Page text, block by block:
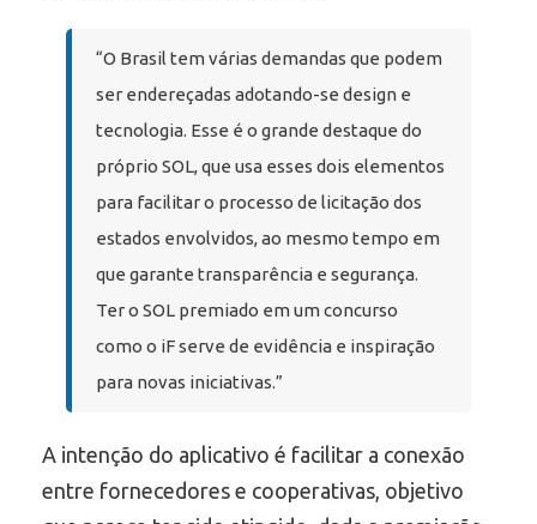
“O Brasil tem várias demandas que podem
ser endereçadas adotando-se design e
tecnologia. Esse é o grande destaque do
próprio SOL, que usa esses dois elementos
para facilitar o processo de licitação dos
estados envolvidos, ao mesmo tempo em
que garante transparência e segurança.
Ter o SOL premiado em um concurso
como o iF serve de evidência e inspiração
para novas iniciativas.”
A intenção do aplicativo é facilitar a conexão
entre fornecedores e cooperativas, objetivo